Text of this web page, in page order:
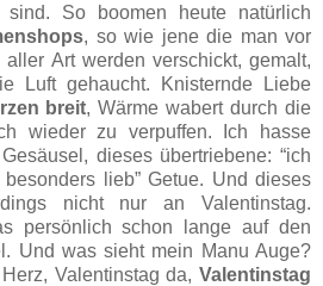
sind. So boomen heute natürlich
, so wie jene die man vor
Art werden verschickt, gemalt,
Luft gehaucht. Knisternde Liebe
breit, Wärme wabert durch die
wieder zu verpuffen. Ich hasse
dieses übertriebene: “ich
lieb” Getue. Und dieses
nicht nur an Valentinstag.
persönlich schon lange auf den
Und was sieht mein Manu Auge?
Valentinstag da, Valentinstag